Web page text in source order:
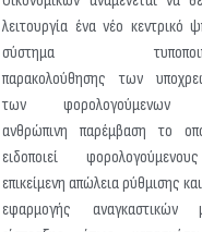
λειτουργία ένα νέο κεντρικό
σύστημα
παρακολούθησης των
των φορολογούμενων
ανθρώπινη παρέμβαση το
ειδοποιεί
επικείμενη απώλεια ρύθμισης
εφαρμογής αναγκαστικών